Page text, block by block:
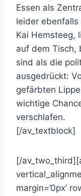
Essen als
leider
Kai Hemsteeg,
auf dem Tisch,
sind als die
ausgedrückt:
gefärbten
wichtige
verschlafen.
[/av_textblock]
[/
margin=’0px’